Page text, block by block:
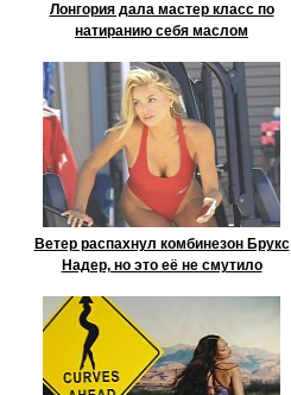
Лонгория дала мастер класс по
натиранию себя маслом
Ветер распахнул комбинезон Брукс
Надер, но это её не смутило